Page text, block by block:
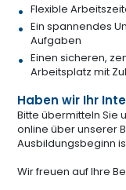
Flexible
Ein spannendes
Aufgaben
Einen sicheren,
Arbeitsplatz mit
Haben wir Ihr
Bitte übermitteln Sie
online über unserer
Ausbildungsbeginn
Wir freuen auf Ihre